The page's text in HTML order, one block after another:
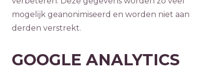
mogelijk geanonimiseerd en worden niet aan
derden verstrekt.
GOOGLE ANALYTICS